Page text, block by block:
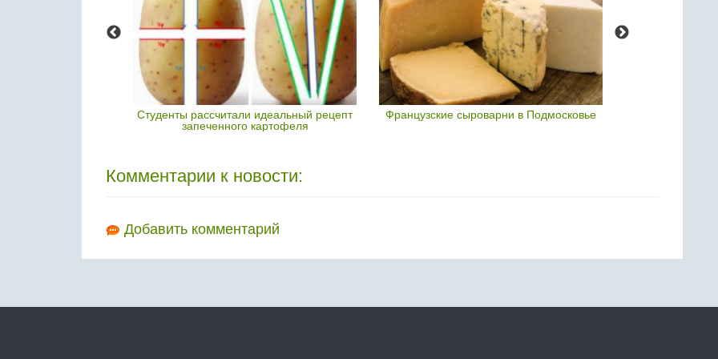
Студенты рассчитали идеальный рецепт
запеченного картофеля
Французские сыроварни в Подмосковье
Комментарии к новости:
Добавить комментарий